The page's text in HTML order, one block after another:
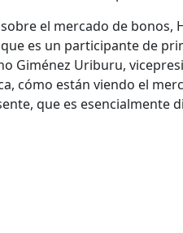
el mercado de bonos,
es un participante de
Giménez Uriburu,
cómo están viendo el
que es esencialmente